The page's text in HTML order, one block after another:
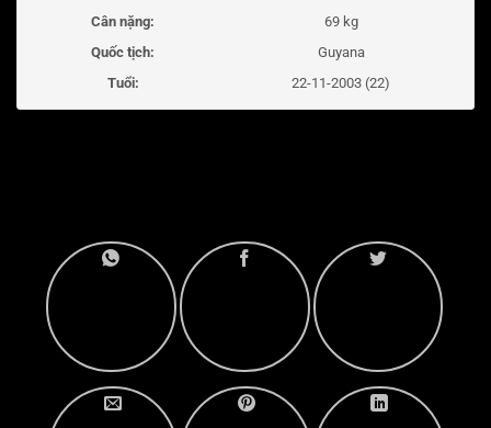
Cân nặng:
69 kg
Quốc tịch:
Guyana
Tuổi:
22-11-2003 (22)